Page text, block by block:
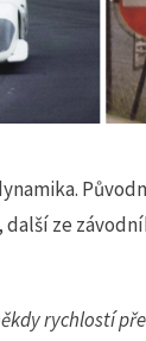
ze
rychlostí